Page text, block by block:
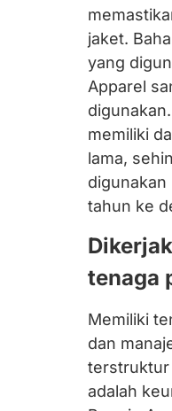
jaket.
yang
Apparel
memiliki
lama,
tahun ke
tenaga
Memiliki
dan
terstruktur
adalah